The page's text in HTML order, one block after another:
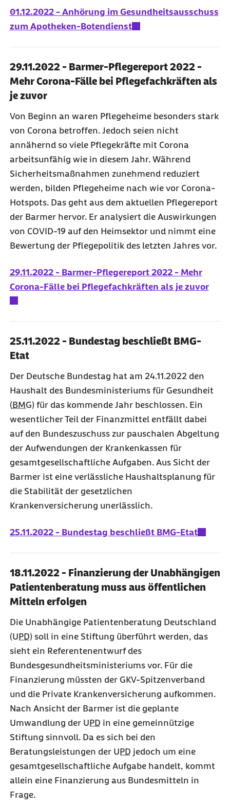
01.12.2022 - Anhörung im Gesundheitsausschuss
zum Apotheken-Botendienst
29.11.2022 - Barmer-Pflegereport 2022 -
Mehr Corona-Fälle bei Pflegefachkräften als
je zuvor
Von Beginn an waren Pflegeheime besonders stark
von Corona betroffen. Jedoch seien nicht
annähernd so viele Pflegekräfte mit Corona
arbeitsunfähig wie in diesem Jahr. Während
Sicherheitsmaßnahmen zunehmend reduziert
werden, bilden Pflegeheime nach wie vor Corona-
Hotspots. Das geht aus dem aktuellen Pflegereport
der Barmer hervor. Er analysiert die Auswirkungen
von COVID-19 auf den Heimsektor und nimmt eine
Bewertung der Pflegepolitik des letzten Jahres vor.
29.11.2022 - Barmer-Pflegereport 2022 - Mehr
Corona-Fälle bei Pflegefachkräften als je zuvor
25.11.2022 - Bundestag beschließt BMG-
Etat
Der Deutsche Bundestag hat am 24.11.2022 den
Haushalt des Bundesministeriums für Gesundheit
(BMG) für das kommende Jahr beschlossen. Ein
wesentlicher Teil der Finanzmittel entfällt dabei
auf den Bundeszuschuss zur pauschalen Abgeltung
der Aufwendungen der Krankenkassen für
gesamtgesellschaftliche Aufgaben. Aus Sicht der
Barmer ist eine verlässliche Haushaltsplanung für
die Stabilität der gesetzlichen
Krankenversicherung unerlässlich.
25.11.2022 - Bundestag beschließt BMG-Etat
18.11.2022 - Finanzierung der Unabhängigen
Patientenberatung muss aus öffentlichen
Mitteln erfolgen
Die Unabhängige Patientenberatung Deutschland
(UPD) soll in eine Stiftung überführt werden, das
sieht ein Referentenentwurf des
Bundesgesundheitsministeriums vor. Für die
Finanzierung müssten der GKV-Spitzenverband
und die Private Krankenversicherung aufkommen.
Nach Ansicht der Barmer ist die geplante
Umwandlung der UPD in eine gemeinnützige
Stiftung sinnvoll. Da es sich bei den
Beratungsleistungen der UPD jedoch um eine
gesamtgesellschaftliche Aufgabe handelt, kommt
allein eine Finanzierung aus Bundesmitteln in
Frage.